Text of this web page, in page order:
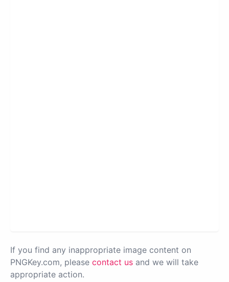
If you find any inappropriate image content on
PNGKey.com, please contact us and we will take
appropriate action.